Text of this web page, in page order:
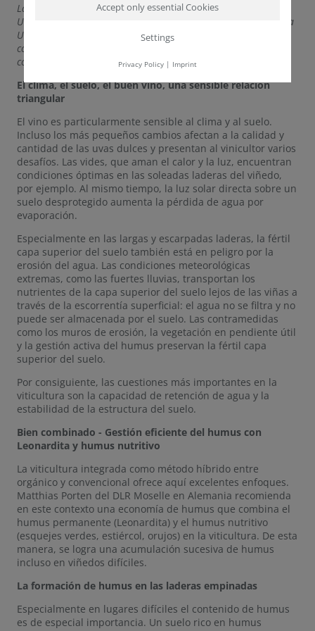
La viticultura está bajo una enorme presión en Alemania y la
UE. Los efectos del cambio climático y la política agrícola de la
UE con su estrategia "de la granja a la mesa" no facilitan las
cosas a los viticultores. Los viticultores necesitan soluciones
constructivas.
El clima, el suelo, el buen vino, una sensible relación
triangular
El vino es particularmente sensible al clima y al suelo.
Incluso los más pequeños cambios afectan a la calidad y
cantidad de las uvas dulces y presentan al vinicultor varios
desafíos. Las vides, que aman el calor y la luz, encuentran
condiciones óptimas en las soleadas laderas del viñedo,
por ejemplo. Al mismo tiempo, la luz solar directa sobre un
suelo desprotegido aumenta la pérdida de agua por
evaporación.
Especialmente en las largas y escarpadas laderas, la fértil
capa superior del suelo también está en peligro por la
erosión del agua. Las condiciones meteorológicas
extremas, como las fuertes lluvias, transportan los
nutrientes de la capa superior del suelo lejos de las viñas a
través de la escorrentía superficial: el agua no se filtra y no
puede ser almacenada por el suelo. Las contramedidas
como los muros de erosión, la vegetación en pendiente útil
y la gestión activa del humus preservan la fértil capa
superior del suelo.
Por consiguiente, las cuestiones más importantes en la
viticultura son la capacidad de retención de agua y la
estabilidad de la estructura del suelo.
Bien combinado - Gestión eficiente del humus con
Leonardita y humus nutritivo
La viticultura integrada como método híbrido entre
orgánico y convencional ofrece aquí excelentes enfoques.
Matthias Porten del DLR Moselle en Alemania recomienda
en este contexto una economía de humus que combina el
humus permanente (Leonardita) y el humus nutritivo
(esquejes verdes, estiércol, orujos) en la viticultura. De esta
manera, se logra una acumulación sucesiva de humus
incluso en viñedos difíciles.
La formación de humus en las laderas empinadas
Especialmente en lugares difíciles el contenido de humus
es de especial importancia. Un suelo rico en humus
Accept only essential Cookies
Settings
Privacy Policy| Imprint